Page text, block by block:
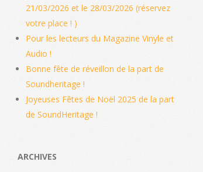
21/03/2026 et le 28/03/2026 (réservez
votre place ! )
Pour les lecteurs du Magazine Vinyle et
Audio !
Bonne fête de réveillon de la part de
Soundheritage !
Joyeuses Fêtes de Noël 2025 de la part
de SoundHeritage !
ARCHIVES